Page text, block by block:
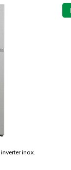
inox.